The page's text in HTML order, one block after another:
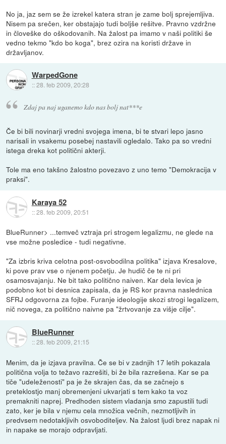
No ja, jaz sem se že izrekel katera stran je zame bolj sprejemljiva.
Nisem pa srečen, ker obstajajo tudi boljše rešitve. Pravno vzdržne
in človeške do oškodovanih. Na žalost pa imamo v naši politiki še
vedno tekmo "kdo bo koga", brez ozira na koristi države in
državljanov.
WarpedGone
::28. feb 2009, 20:28
Zdaj pa naj uganemo kdo nas bolj nat***e
Če bi bili novinarji vredni svojega imena, bi te stvari lepo jasno
narisali in vsakemu posebej nastavili ogledalo. Tako pa so vredni
istega dreka kot politični akterji.
Tole ma eno takšno žalostno povezavo z uno temo "Demokracija v
praksi".
Karaya 52
::28. feb 2009, 20:51
BlueRunner> ...temveč vztraja pri strogem legalizmu, ne glede na
vse možne posledice - tudi negativne.
"Za izbris kriva celotna post-osvobodilna politika" izjava Kresalove,
ki pove prav vse o njenem početju. Je hudič če te ni pri
osamosvajanju. Ne bit tako politično naiven. Kar dela levica je
podobno kot bi desnica zapisala, da je RS kor pravna naslednica
SFRJ odgovorna za fojbe. Furanje ideologije skozi strogi legalizem,
nič novega, za politično naivne pa "žrtvovanje za višje cilje".
BlueRunner
::28. feb 2009, 21:15
Menim, da je izjava pravilna. Če se bi v zadnjih 17 letih pokazala
politična volja to težavo razrešiti, bi že bila razrešena. Kar se pa
tiče "udeleženosti" pa je že skrajen čas, da se začnejo s
preteklostjo manj obremenjeni ukvarjati s tem kako ta voz
premakniti naprej. Predhoden sistem vladanja smo zapustili tudi
zato, ker je bila v njemu cela množica večnih, nezmotljivih in
predvsem nedotakljivih osvoboditeljev. Na žalost ljudi brez napak ni
in napake se morajo odpravljati.